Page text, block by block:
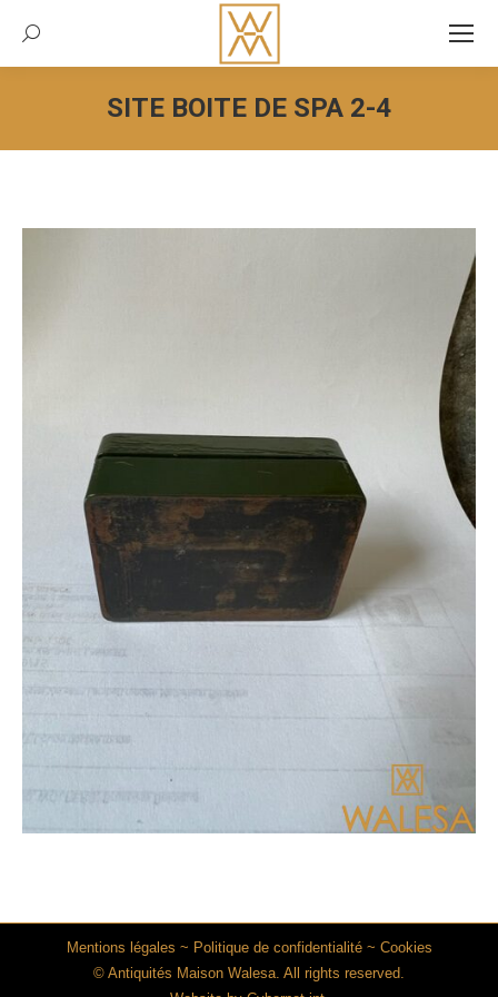
Recherche:
SITE BOITE DE SPA 2-4
Vous êtes ici :
Mentions légales ~ Politique de confidentialité~ Cookies
© Antiquités Maison Walesa. All rights reserved.